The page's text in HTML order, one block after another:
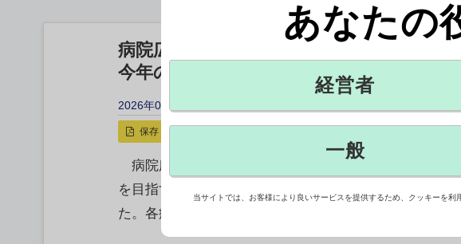
病院広報アワード2026 エントリー紹介【広
今年のエントリー病院を一挙ご紹介！
2026年05月28日 09:00
保存
病院広報の事例を広く集めて共有し、優れた病院を表
を目指す「病院広報アワード」。今年も大賞を目指し、
た。各病院の意気込みを紹介する。 ※順不同。
あなたの
経営者
一般
当サイトでは、お客様により良いサービスを提供するため、クッキーを